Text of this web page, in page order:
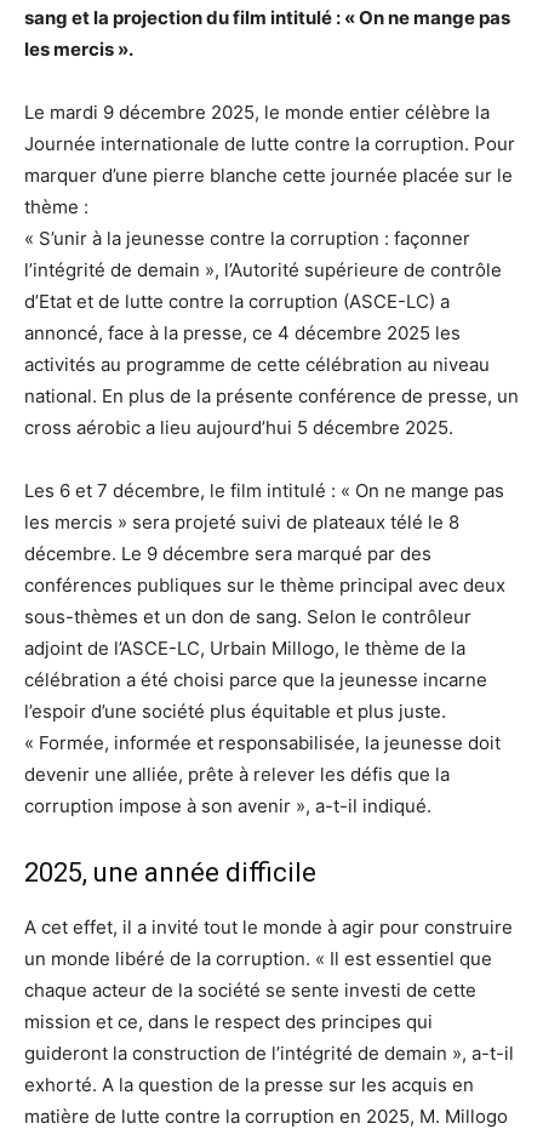
sang et la projection du film intitulé : « On ne mange pas
les mercis ».
Le mardi 9 décembre 2025, le monde entier célèbre la
Journée internationale de lutte contre la corruption. Pour
marquer d’une pierre blanche cette journée placée sur le
thème :
« S’unir à la jeunesse contre la corruption : façonner
l’intégrité de demain », l’Autorité supérieure de contrôle
d’Etat et de lutte contre la corruption (ASCE-LC) a
annoncé, face à la presse, ce 4 décembre 2025 les
activités au programme de cette célébration au niveau
national. En plus de la présente conférence de presse, un
cross aérobic a lieu aujourd’hui 5 décembre 2025.
Les 6 et 7 décembre, le film intitulé : « On ne mange pas
les mercis » sera projeté suivi de plateaux télé le 8
décembre. Le 9 décembre sera marqué par des
conférences publiques sur le thème principal avec deux
sous-thèmes et un don de sang. Selon le contrôleur
adjoint de l’ASCE-LC, Urbain Millogo, le thème de la
célébration a été choisi parce que la jeunesse incarne
l’espoir d’une société plus équitable et plus juste.
« Formée, informée et responsabilisée, la jeunesse doit
devenir une alliée, prête à relever les défis que la
corruption impose à son avenir », a-t-il indiqué.
2025, une année difficile
A cet effet, il a invité tout le monde à agir pour construire
un monde libéré de la corruption. « Il est essentiel que
chaque acteur de la société se sente investi de cette
mission et ce, dans le respect des principes qui
guideront la construction de l’intégrité de demain », a-t-il
exhorté. A la question de la presse sur les acquis en
matière de lutte contre la corruption en 2025, M. Millogo